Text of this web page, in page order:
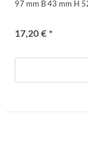
97 mm B 43 mm H
17,20 € *